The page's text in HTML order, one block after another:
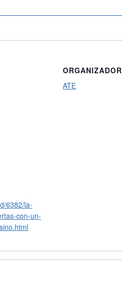
6382/la-
con-un-
ORGANIZADOR
ATE